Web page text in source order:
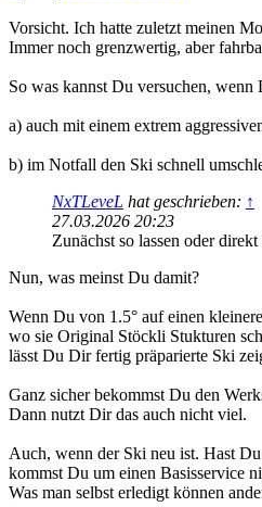
Vorsicht. Ich hatte zuletzt meinen
Immer noch grenzwertig, aber
So was kannst Du versuchen, wenn
a) auch mit einem extrem
b) im Notfall den Ski schnell
NxTLeveL hat geschrieben: ↑
27.03.2026 20:23
Zunächst so lassen oder
Nun, was meinst Du damit?
Wenn Du von 1.5° auf einen
wo sie Original Stöckli Stukturen
lässt Du Dir fertig präparierte Ski
Ganz sicher bekommst Du den
Dann nutzt Dir das auch nicht viel.
Auch, wenn der Ski neu ist. Hast
kommst Du um einen Basisservice
Was man selbst erledigt können